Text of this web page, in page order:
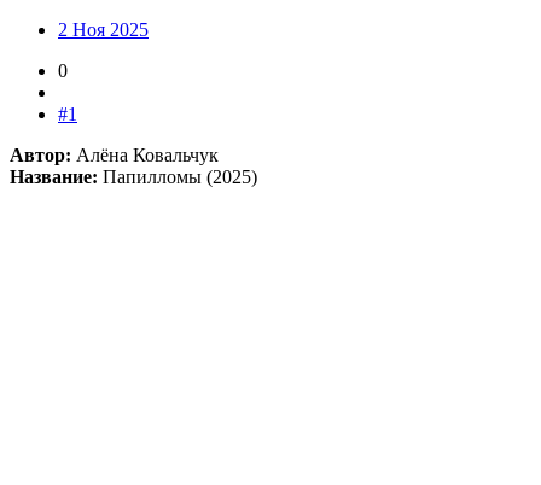
2 Ноя 2025
0
#1
Автор: Алёна Ковальчук
Название: Папилломы (2025)